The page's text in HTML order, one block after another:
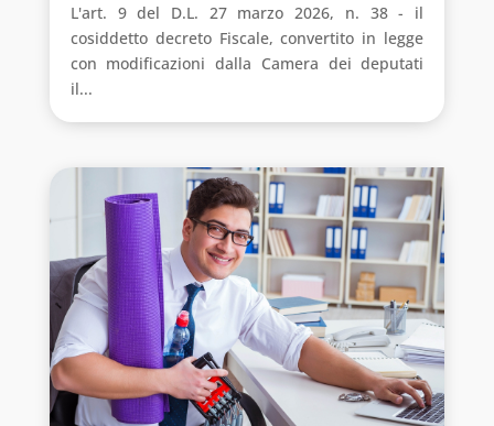
L'art. 9 del D.L. 27 marzo 2026, n. 38 - il
cosiddetto decreto Fiscale, convertito in legge
con modificazioni dalla Camera dei deputati
il...